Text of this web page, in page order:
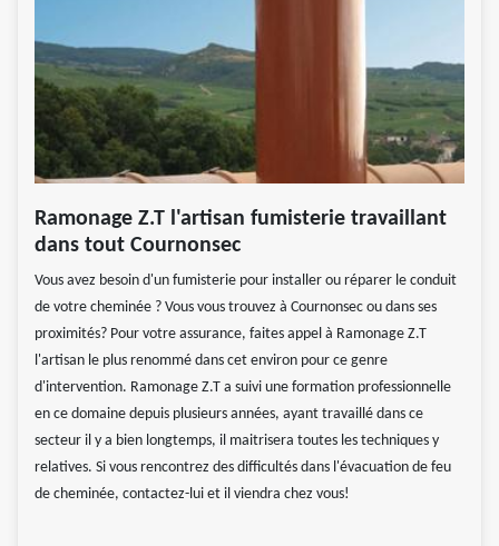
Ramonage Z.T l'artisan fumisterie travaillant
dans tout Cournonsec
Vous avez besoin d'un fumisterie pour installer ou réparer le conduit
de votre cheminée ? Vous vous trouvez à Cournonsec ou dans ses
proximités? Pour votre assurance, faites appel à Ramonage Z.T
l'artisan le plus renommé dans cet environ pour ce genre
d'intervention. Ramonage Z.T a suivi une formation professionnelle
en ce domaine depuis plusieurs années, ayant travaillé dans ce
secteur il y a bien longtemps, il maitrisera toutes les techniques y
relatives. Si vous rencontrez des difficultés dans l'évacuation de feu
de cheminée, contactez-lui et il viendra chez vous!